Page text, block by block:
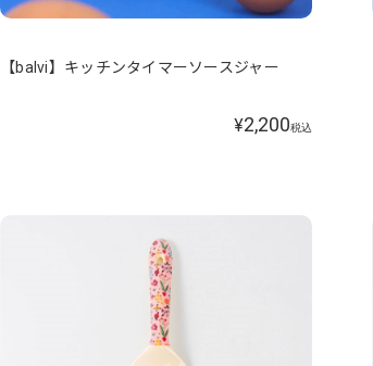
【balvi】キッチンタイマーソースジャー
¥2,200税込